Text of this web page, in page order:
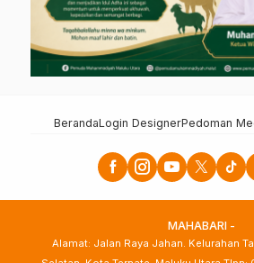
BerandaLogin DesignerPedoman
MAHABARI -
Alamat: Jalan Raya Jahan. Kelurahan